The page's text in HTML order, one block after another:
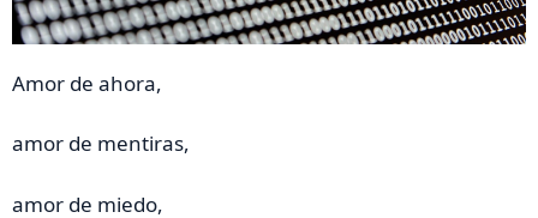
Amor de ahora,
amor de mentiras,
amor de miedo,